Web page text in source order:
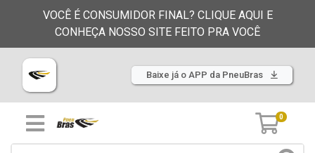
VOCÊ É CONSUMIDOR FINAL? CLIQUE AQUI E
CONHEÇA NOSSO SITE FEITO PRA VOCÊ
Baixe já o APP da PneuBras
0